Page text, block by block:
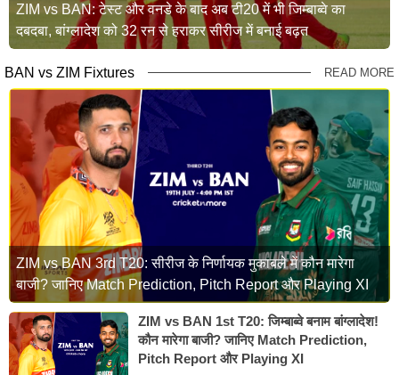
ZIM vs BAN: टेस्ट और वनडे के बाद अब टी20 में भी जिम्बाब्वे का
दबदबा, बांग्लादेश को 32 रन से हराकर सीरीज में बनाई बढ़त
BAN vs ZIM Fixtures READ MORE
ZIM vs BAN 3rd T20: सीरीज के निर्णायक मुकाबले में कौन मारेगा
बाजी? जानिए Match Prediction, Pitch Report और Playing XI
ZIM vs BAN 1st T20: जिम्बाब्वे बनाम बांग्लादेश!
कौन मारेगा बाजी? जानिए Match Prediction,
Pitch Report और Playing XI